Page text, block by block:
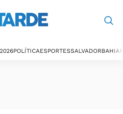
POLÍTICAESPORTESSALVADORBAHIA